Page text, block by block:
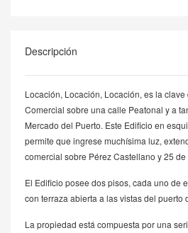
Descripción
Locación, Locación, Locación, es la
Comercial sobre una calle Peatonal y a
Mercado del Puerto. Este Edificio en
permite que ingrese muchísima luz,
comercial sobre Pérez Castellano y 25 de
El Edificio posee dos pisos, cada uno de
con terraza abierta a las vistas del puerto
La propiedad está compuesta por una